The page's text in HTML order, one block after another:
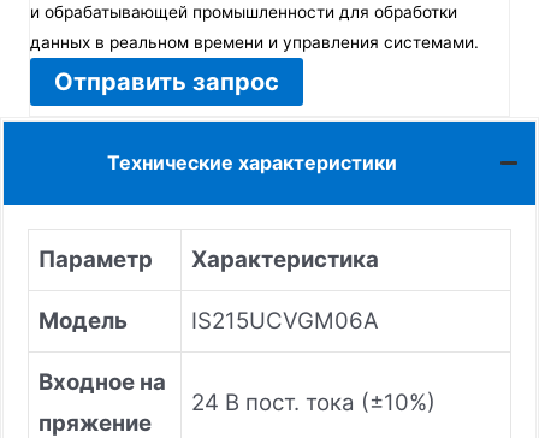
и обрабатывающей промышленности для обработки
данных в реальном времени и управления системами.
Отправить запрос
Технические характеристики
Параметр Характеристика
Модель IS215UCVGM06A
Входное на
пряжение
24 В пост. тока (±10%)